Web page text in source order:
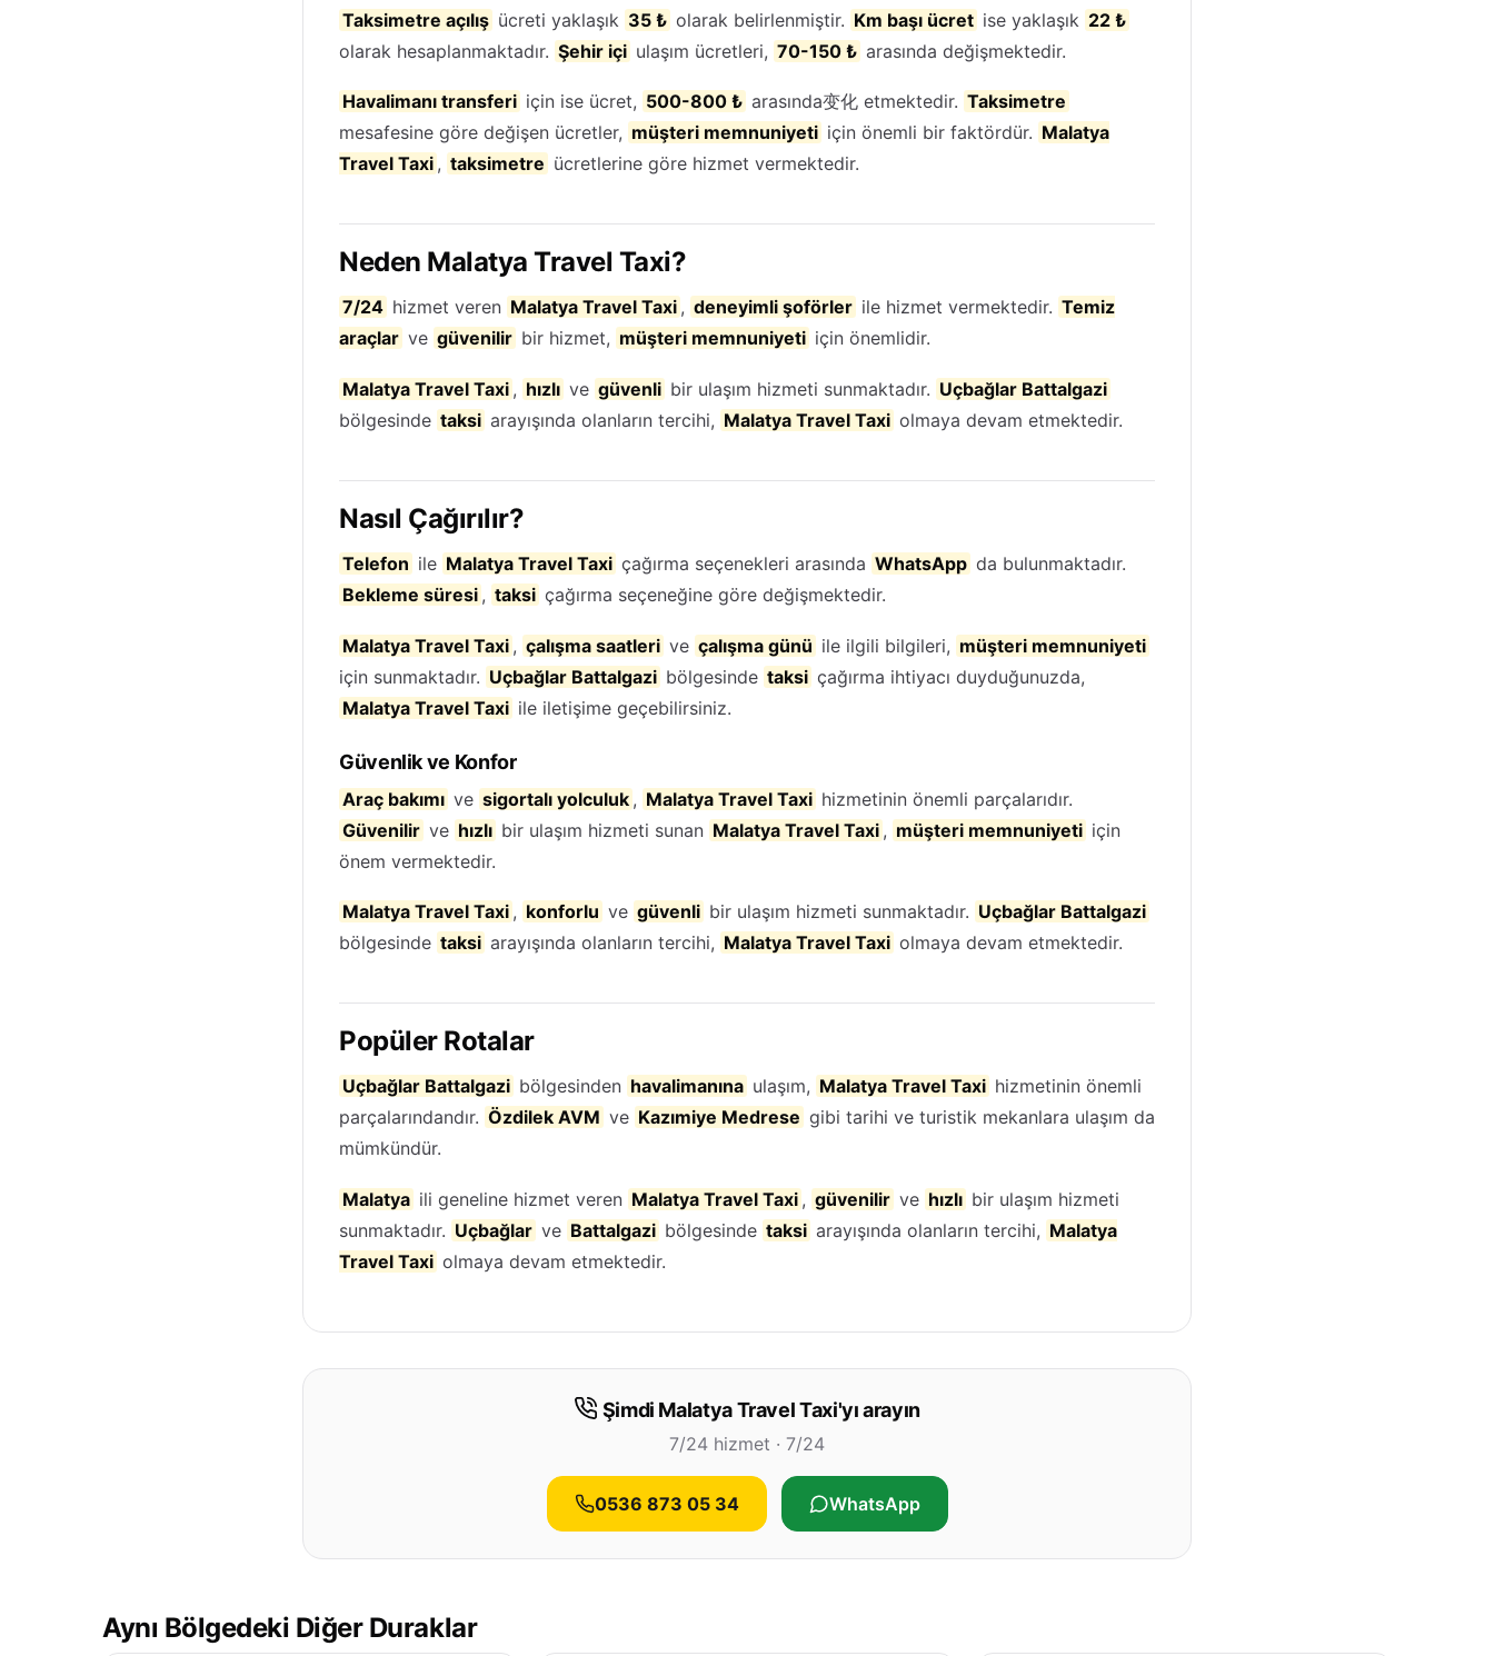
Taksimetre açılış ücreti yaklaşık 35 ₺ olarak belirlenmiştir. Km başı ücret ise yaklaşık 22 ₺
olarak hesaplanmaktadır. Şehir içi ulaşım ücretleri, 70-150 ₺ arasında değişmektedir.
Havalimanı transferi için ise ücret, 500-800 ₺ arasında变化 etmektedir. Taksimetre
mesafesine göre değişen ücretler, müşteri memnuniyeti için önemli bir faktördür. Malatya
Travel Taxi , taksimetre ücretlerine göre hizmet vermektedir.
Neden Malatya Travel Taxi?
7/24 hizmet veren Malatya Travel Taxi , deneyimli şoförler ile hizmet vermektedir. Temiz
araçlar ve güvenilir bir hizmet, müşteri memnuniyeti için önemlidir.
Malatya Travel Taxi , hızlı ve güvenli bir ulaşım hizmeti sunmaktadır. Uçbağlar Battalgazi
bölgesinde taksi arayışında olanların tercihi, Malatya Travel Taxi olmaya devam etmektedir.
Nasıl Çağırılır?
Telefon ile Malatya Travel Taxi çağırma seçenekleri arasında WhatsApp da bulunmaktadır.
Bekleme süresi , taksi çağırma seçeneğine göre değişmektedir.
Malatya Travel Taxi , çalışma saatleri ve çalışma günü ile ilgili bilgileri, müşteri memnuniyeti
için sunmaktadır. Uçbağlar Battalgazi bölgesinde taksi çağırma ihtiyacı duyduğunuzda,
Malatya Travel Taxi ile iletişime geçebilirsiniz.
Güvenlik ve Konfor
Araç bakımı ve sigortalı yolculuk , Malatya Travel Taxi hizmetinin önemli parçalarıdır.
Güvenilir ve hızlı bir ulaşım hizmeti sunan Malatya Travel Taxi , müşteri memnuniyeti için
önem vermektedir.
Malatya Travel Taxi , konforlu ve güvenli bir ulaşım hizmeti sunmaktadır. Uçbağlar Battalgazi
bölgesinde taksi arayışında olanların tercihi, Malatya Travel Taxi olmaya devam etmektedir.
Popüler Rotalar
Uçbağlar Battalgazi bölgesinden havalimanına ulaşım, Malatya Travel Taxi hizmetinin önemli
parçalarındandır. Özdilek AVM ve Kazımiye Medrese gibi tarihi ve turistik mekanlara ulaşım da
mümkündür.
Malatya ili geneline hizmet veren Malatya Travel Taxi , güvenilir ve hızlı bir ulaşım hizmeti
sunmaktadır. Uçbağlar ve Battalgazi bölgesinde taksi arayışında olanların tercihi, Malatya
Travel Taxi olmaya devam etmektedir.
Şimdi Malatya Travel Taxi'yı arayın
7/24 hizmet · 7/24
0536 873 05 34 WhatsApp
Aynı Bölgedeki Diğer Duraklar